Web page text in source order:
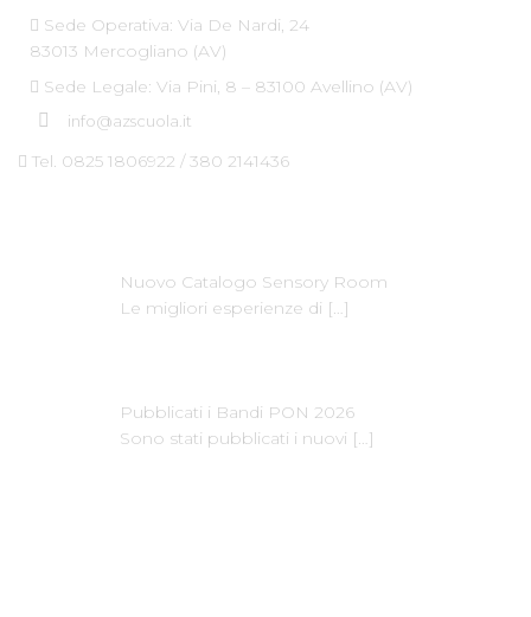
Sede Operativa: Via De Nardi, 24
83013 Mercogliano (AV)
Sede Legale: Via Pini, 8 – 83100 Avellino (AV)
info@azscuola.it
Tel. 0825 1806922 / 380 2141436
Nuovo Catalogo Sensory Room
Le migliori esperienze di […]
Pubblicati i Bandi PON 2026
Sono stati pubblicati i nuovi […]